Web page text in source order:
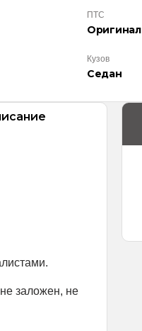
ПТС
Оригинал
Кузов
Седан
заложен, не